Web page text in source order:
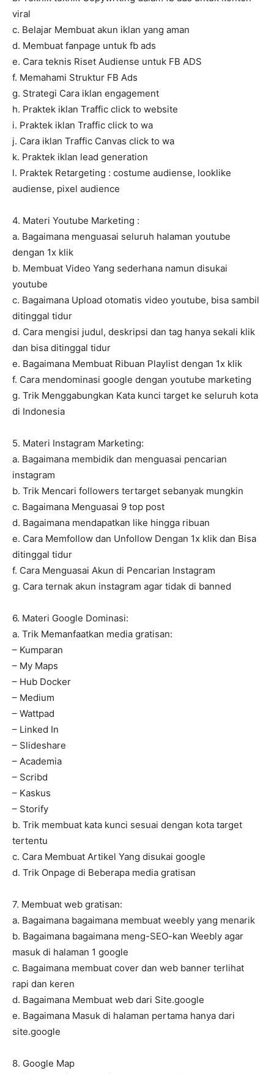
viral
c. Belajar Membuat akun iklan yang aman
d. Membuat fanpage untuk fb ads
e. Cara teknis Riset Audiense untuk FB ADS
f. Memahami Struktur FB Ads
g. Strategi Cara iklan engagement
h. Praktek iklan Traffic click to website
i. Praktek iklan Traffic click to wa
j. Cara iklan Traffic Canvas click to wa
k. Praktek iklan lead generation
l. Praktek Retargeting : costume audiense, looklike
audiense, pixel audience
4. Materi Youtube Marketing :
a. Bagaimana menguasai seluruh halaman youtube
dengan 1x klik
b. Membuat Video Yang sederhana namun disukai
youtube
c. Bagaimana Upload otomatis video youtube, bisa sambil
ditinggal tidur
d. Cara mengisi judul, deskripsi dan tag hanya sekali klik
dan bisa ditinggal tidur
e. Bagaimana Membuat Ribuan Playlist dengan 1x klik
f. Cara mendominasi google dengan youtube marketing
g. Trik Menggabungkan Kata kunci target ke seluruh kota
di Indonesia
5. Materi Instagram Marketing:
a. Bagaimana membidik dan menguasai pencarian
instagram
b. Trik Mencari followers tertarget sebanyak mungkin
c. Bagaimana Menguasai 9 top post
d. Bagaimana mendapatkan like hingga ribuan
e. Cara Memfollow dan Unfollow Dengan 1x klik dan Bisa
ditinggal tidur
f. Cara Menguasai Akun di Pencarian Instagram
g. Cara ternak akun instagram agar tidak di banned
6. Materi Google Dominasi:
a. Trik Memanfaatkan media gratisan:
– Kumparan
– My Maps
– Hub Docker
– Medium
– Wattpad
– Linked In
– Slideshare
– Academia
– Scribd
– Kaskus
– Storify
b. Trik membuat kata kunci sesuai dengan kota target
tertentu
c. Cara Membuat Artikel Yang disukai google
d. Trik Onpage di Beberapa media gratisan
7. Membuat web gratisan:
a. Bagaimana bagaimana membuat weebly yang menarik
b. Bagaimana bagaimana meng-SEO-kan Weebly agar
masuk di halaman 1 google
c. Bagaimana membuat cover dan web banner terlihat
rapi dan keren
d. Bagaimana Membuat web dari Site.google
e. Bagaimana Masuk di halaman pertama hanya dari
site.google
8. Google Map